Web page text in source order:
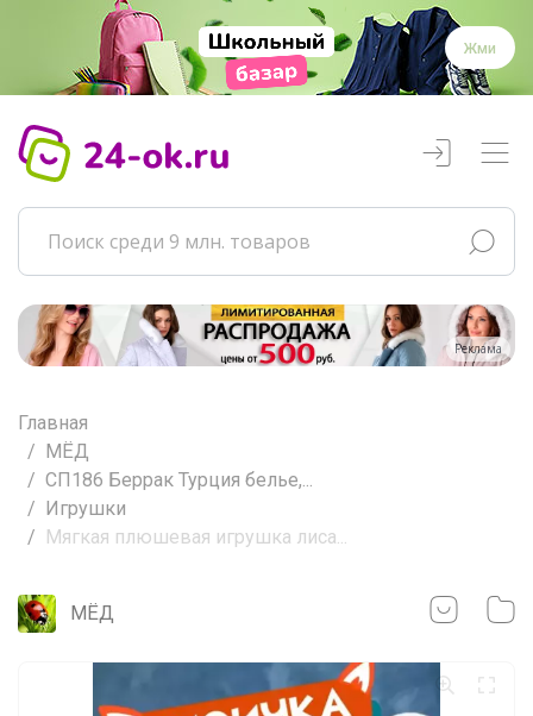
Жми
Реклама
Главная
МЁД
СП186 Беррак Турция белье,...
Игрушки
Мягкая плюшевая игрушка лиса...
МЁД